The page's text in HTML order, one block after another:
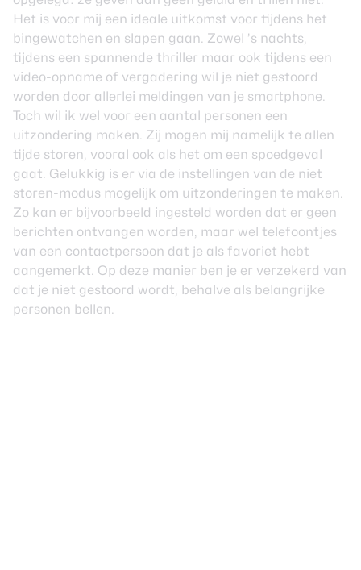
Het is voor mij een ideale uitkomst voor tijdens het
bingewatchen en slapen gaan. Zowel ’s nachts,
tijdens een spannende thriller maar ook tijdens een
video-opname of vergadering wil je niet gestoord
worden door allerlei meldingen van je smartphone.
Toch wil ik wel voor een aantal personen een
uitzondering maken. Zij mogen mij namelijk te allen
tijde storen, vooral ook als het om een spoedgeval
gaat. Gelukkig is er via de instellingen van de niet
storen-modus mogelijk om uitzonderingen te maken.
Zo kan er bijvoorbeeld ingesteld worden dat er geen
berichten ontvangen worden, maar wel telefoontjes
van een contactpersoon dat je als favoriet hebt
aangemerkt. Op deze manier ben je er verzekerd van
dat je niet gestoord wordt, behalve als belangrijke
personen bellen.